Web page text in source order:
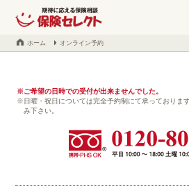
札幌 保険の不安や疑問、お気軽に何
ホーム オンライン予約
ご希望の日時での受付が出来ませんでした。
日曜・祝日については完全予約制にて承っておりま
み下さい。